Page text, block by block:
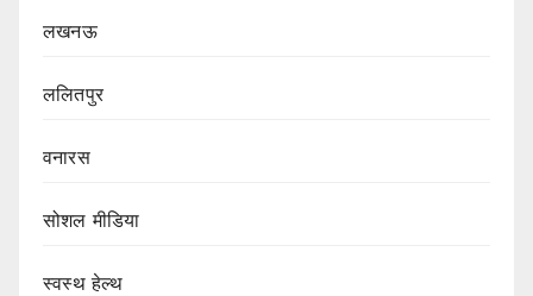
लखनऊ
ललितपुर
वनारस
सोशल मीडिया
स्वस्थ हेल्थ